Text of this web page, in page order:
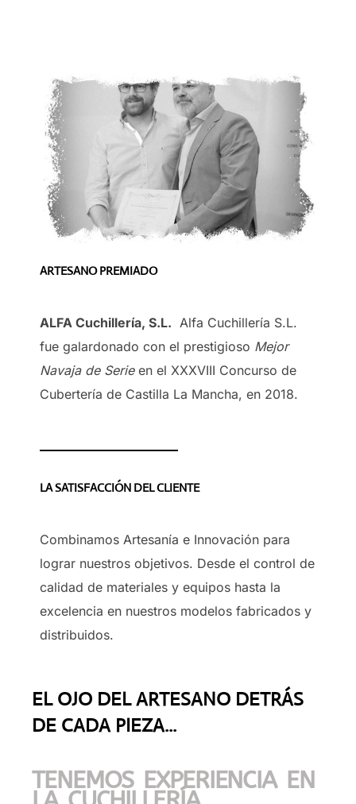
ARTESANO PREMIADO
ALFA Cuchillería, S.L. Alfa Cuchillería S.L.
fue galardonado con el prestigioso Mejor
Navaja de Serieen el XXXVIII Concurso de
Cubertería de Castilla La Mancha, en 2018.
LA SATISFACCIÓN DEL CLIENTE
Combinamos Artesanía e Innovación para
lograr nuestros objetivos. Desde el control de
calidad de materiales y equipos hasta la
excelencia en nuestros modelos fabricados y
distribuidos.
EL OJO DEL ARTESANO DETRÁS
DE CADA PIEZA...
TENEMOS EXPERIENCIA EN